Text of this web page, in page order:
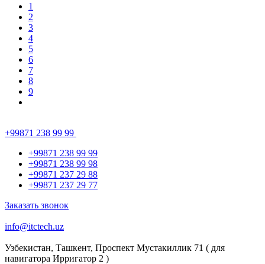
1
2
3
4
5
6
7
8
9
+99871 238 99 99
+99871 238 99 99
+99871 238 99 98
+99871 237 29 88
+99871 237 29 77
Заказать звонок
info@itctech.uz
Узбекистан, Ташкент, Проспект Мустакиллик 71 ( для
навигатора Ирригатор 2 )